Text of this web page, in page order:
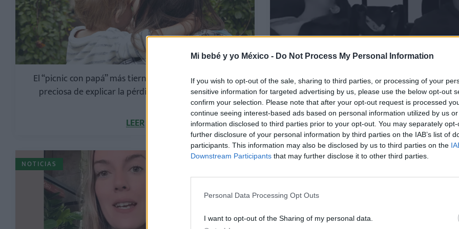
Mi bebé y yo México - Do Not Process My Personal Information
If you wish to opt-out of the sale, sharing to third parties, or processing of your
sensitive information for targeted advertising by us, please use the below opt-out
confirm your selection. Please note that after your opt-out request is processed
continue seeing interest-based ads based on personal information utilized by us
information disclosed to third parties prior to your opt-out. You may separately
further disclosure of your personal information by third parties on the IAB’s list of
participants. This information may also be disclosed by us to third parties on the
Downstream Participants that may further disclose it to other third parties.
Personal Data Processing Opt Outs
I want to opt-out of the Sharing of my personal data.
El “picnic con papá” más tierno y emotivo: una forma
preciosa de explicar la pérdida a un niño pequeño
LEER
“¡La cabeza ya está fuera!”: el impresionante
emergencia en un coche que está
miles de madres
LEER
NOTICIAS